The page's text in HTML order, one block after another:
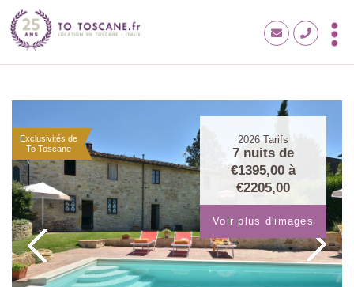
Exclusivités de
To Toscane
2026 Tarifs
7 nuits de
€1395,00 à
€2205,00
Voir plus d'images